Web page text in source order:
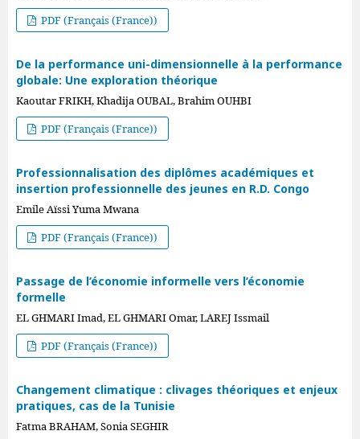
PDF (Français (France))
De la performance uni-dimensionnelle à la performance
globale: Une exploration théorique
Kaoutar FRIKH, Khadija OUBAL, Brahim OUHBI
PDF (Français (France))
Professionnalisation des diplômes académiques et
insertion professionnelle des jeunes en R.D. Congo
Emile Aïssi Yuma Mwana
PDF (Français (France))
Passage de l’économie informelle vers l’économie
formelle
EL GHMARI Imad, EL GHMARI Omar, LAREJ Issmail
PDF (Français (France))
Changement climatique : clivages théoriques et enjeux
pratiques, cas de la Tunisie
Fatma BRAHAM, Sonia SEGHIR